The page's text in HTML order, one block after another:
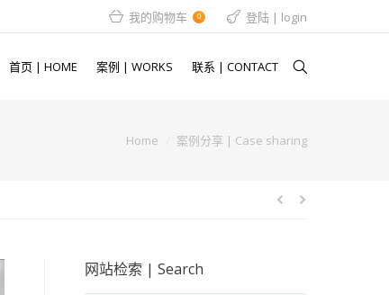
我的购物车 0 登陆 | login
首页 | HOME 案例 | WORKS 联系 | CONTACT
Home 案例分享 | Case sharing
网站检索 | Search